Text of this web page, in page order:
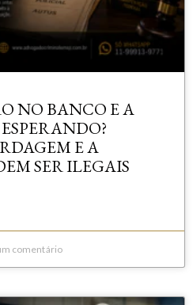
NO BANCO E A
E A
SER ILEGAIS
comentário